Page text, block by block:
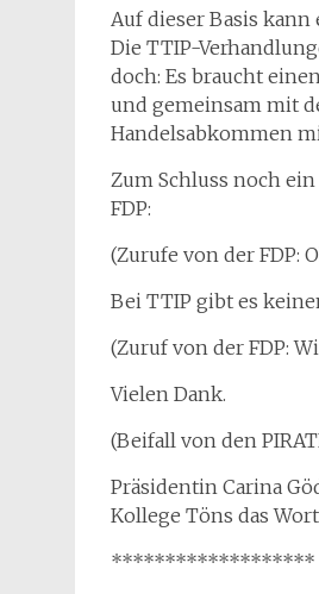
Auf dieser Basis
Die TTIP-
doch: Es braucht
und gemeinsam mit
Handelsabkommen
Zum Schluss noch
FDP:
(Zurufe von der FDP:
Bei TTIP gibt es
(Zuruf von der FDP:
Vielen Dank.
(Beifall von den
Präsidentin Carina
Kollege Töns das
*******************